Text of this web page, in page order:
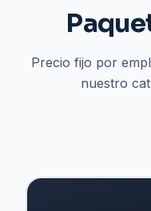
Precio fijo por
nuestro